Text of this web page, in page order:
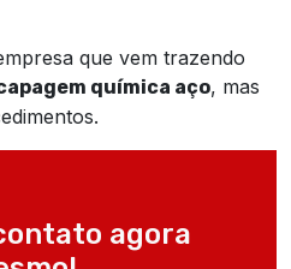
que vem trazendo
química aço, mas
agora